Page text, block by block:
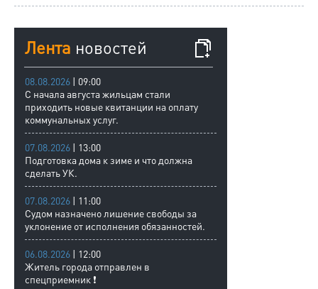
Лента новостей
08.08.2026 | 09:00
С начала августа жильцам стали
приходить новые квитанции на оплату
коммунальных услуг.
07.08.2026 | 13:00
Подготовка дома к зиме и что должна
сделать УК.
07.08.2026 | 11:00
Судом назначено лишение свободы за
уклонение от исполнения обязанностей.
06.08.2026 | 12:00
Житель города отправлен в
спецприемник ❗